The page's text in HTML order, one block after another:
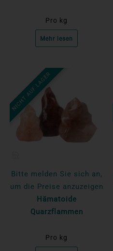
Pro kg
Mehr lesen
NICHT AUF LAGER
Bitte melden Sie sich an,
um die Preise anzuzeigen
Hämatoide
Quarzflammen
Pro kg